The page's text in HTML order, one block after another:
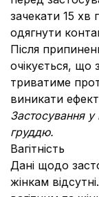
зачекати 15 хв
одягнути
Після
очікується, що
триватиме
виникати ефект
Застосування у
груддю.
Вагітність
Дані щодо
жінкам